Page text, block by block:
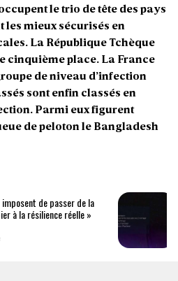
le trio de tête des pays
les mieux sécurisés en
La République Tchèque
cinquième place. La France
de niveau d’infection
sont enfin classés en
Parmi eux figurent
de peloton le Bangladesh
imposent de passer de la
à la résilience réelle »